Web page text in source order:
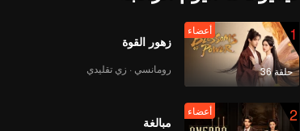
1
حلقة 36
أعضاء
زهور القوة
رومانسي · زي تقليدي
2 أعضاء
مبالغة